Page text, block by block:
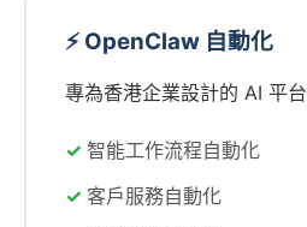
⚡ OpenClaw 自動化
專為香港企業設計的 AI 平台
智能工作流程自動化
客戶服務自動化